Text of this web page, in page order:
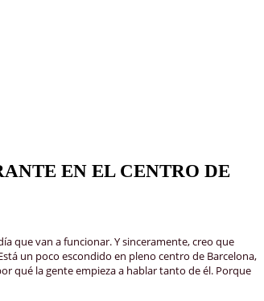
EN EL CENTRO DE
que van a funcionar. Y sinceramente, creo que
un poco escondido en pleno centro de Barcelona,
qué la gente empieza a hablar tanto de él. Porque